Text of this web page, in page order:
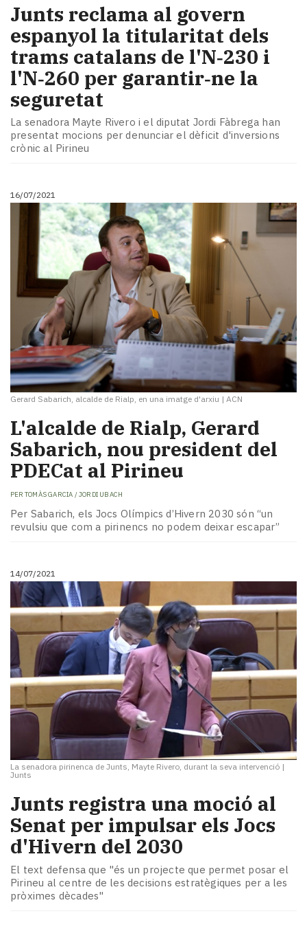
Junts reclama al govern
espanyol la titularitat dels
trams catalans de l'N‑230 i
l'N‑260 per garantir‑ne la
seguretat
La senadora Mayte Rivero i el diputat Jordi Fàbrega han
presentat mocions per denunciar el dèficit d'inversions
crònic al Pirineu
16/07/2021
Gerard Sabarich, alcalde de Rialp, en una imatge d'arxiu | ACN
L'alcalde de Rialp, Gerard
Sabarich, nou president del
PDECat al Pirineu
PER TOMÀS GARCIA / JORDI UBACH
Per Sabarich, els Jocs Olímpics d’Hivern 2030 són “un
revulsiu que com a pirinencs no podem deixar escapar”
14/07/2021
La senadora pirinenca de Junts, Mayte Rivero, durant la seva intervenció |
Junts
Junts registra una moció al
Senat per impulsar els Jocs
d'Hivern del 2030
El text defensa que "és un projecte que permet posar el
Pirineu al centre de les decisions estratègiques per a les
pròximes dècades"